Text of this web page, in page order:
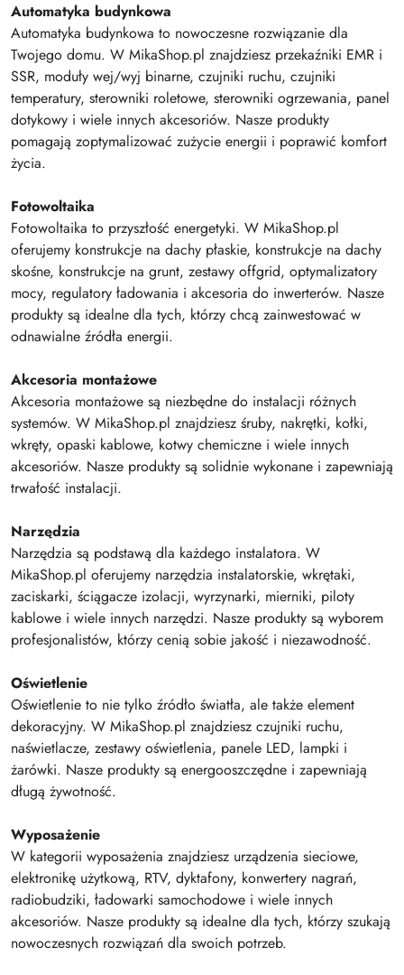
Automatyka budynkowa
Automatyka budynkowa to nowoczesne rozwiązanie dla
Twojego domu. W MikaShop.pl znajdziesz przekaźniki EMR i
SSR, moduły wej/wyj binarne, czujniki ruchu, czujniki
temperatury, sterowniki roletowe, sterowniki ogrzewania, panel
dotykowy i wiele innych akcesoriów. Nasze produkty
pomagają zoptymalizować zużycie energii i poprawić komfort
życia.
Fotowoltaika
Fotowoltaika to przyszłość energetyki. W MikaShop.pl
oferujemy konstrukcje na dachy płaskie, konstrukcje na dachy
skośne, konstrukcje na grunt, zestawy offgrid, optymalizatory
mocy, regulatory ładowania i akcesoria do inwerterów. Nasze
produkty są idealne dla tych, którzy chcą zainwestować w
odnawialne źródła energii.
Akcesoria montażowe
Akcesoria montażowe są niezbędne do instalacji różnych
systemów. W MikaShop.pl znajdziesz śruby, nakrętki, kołki,
wkręty, opaski kablowe, kotwy chemiczne i wiele innych
akcesoriów. Nasze produkty są solidnie wykonane i zapewniają
trwałość instalacji.
Narzędzia
Narzędzia są podstawą dla każdego instalatora. W
MikaShop.pl oferujemy narzędzia instalatorskie, wkrętaki,
zaciskarki, ściągacze izolacji, wyrzynarki, mierniki, piloty
kablowe i wiele innych narzędzi. Nasze produkty są wyborem
profesjonalistów, którzy cenią sobie jakość i niezawodność.
Oświetlenie
Oświetlenie to nie tylko źródło światła, ale także element
dekoracyjny. W MikaShop.pl znajdziesz czujniki ruchu,
naświetlacze, zestawy oświetlenia, panele LED, lampki i
żarówki. Nasze produkty są energooszczędne i zapewniają
długą żywotność.
Wyposażenie
W kategorii wyposażenia znajdziesz urządzenia sieciowe,
elektronikę użytkową, RTV, dyktafony, konwertery nagrań,
radiobudziki, ładowarki samochodowe i wiele innych
akcesoriów. Nasze produkty są idealne dla tych, którzy szukają
nowoczesnych rozwiązań dla swoich potrzeb.